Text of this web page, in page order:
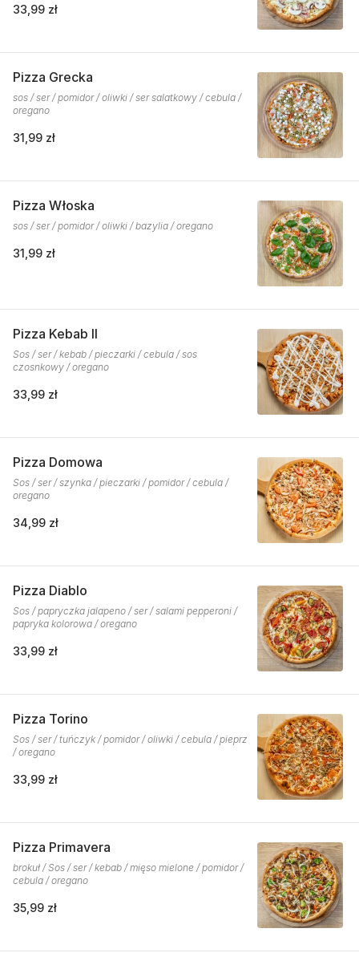
33,99 zł
Pizza Grecka
sos / ser / pomidor / oliwki / ser salatkowy / cebula /
oregano
31,99 zł
Pizza Włoska
sos / ser / pomidor / oliwki / bazylia / oregano
31,99 zł
Pizza Kebab II
Sos / ser / kebab / pieczarki / cebula / sos
czosnkowy / oregano
33,99 zł
Pizza Domowa
Sos / ser / szynka / pieczarki / pomidor / cebula /
oregano
34,99 zł
Pizza Diablo
Sos / papryczka jalapeno / ser / salami pepperoni /
papryka kolorowa / oregano
33,99 zł
Pizza Torino
Sos / ser / tuńczyk / pomidor / oliwki / cebula / pieprz
/ oregano
33,99 zł
Pizza Primavera
brokuł / Sos / ser / kebab / mięso mielone / pomidor /
cebula / oregano
35,99 zł